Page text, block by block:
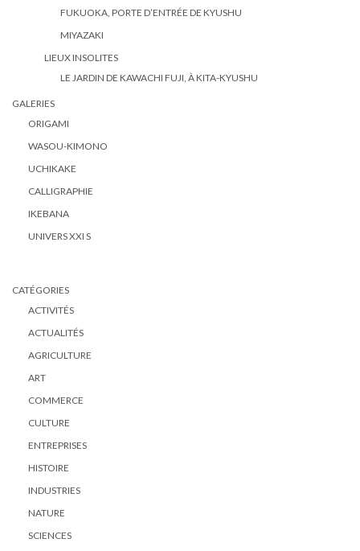
FUKUOKA, PORTE D’ENTRÉE DE KYUSHU
MIYAZAKI
LIEUX INSOLITES
LE JARDIN DE KAWACHI FUJI, À KITA-KYUSHU
GALERIES
ORIGAMI
WASOU-KIMONO
UCHIKAKE
CALLIGRAPHIE
IKEBANA
UNIVERS XXI S
CATÉGORIES
ACTIVITÉS
ACTUALITÉS
AGRICULTURE
ART
COMMERCE
CULTURE
ENTREPRISES
HISTOIRE
INDUSTRIES
NATURE
SCIENCES